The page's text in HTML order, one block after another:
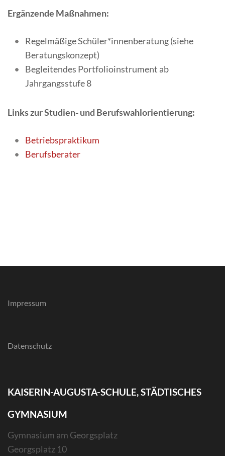
Ergänzende Maßnahmen:
Regelmäßige Schüler*innenberatung (siehe
Beratungskonzept)
Begleitendes Portfolioinstrument ab
Jahrgangsstufe 8
Links zur Studien- und Berufswahlorientierung:
Betriebspraktikum
Berufsberater
Impressum
Datenschutz
KAISERIN-AUGUSTA-SCHULE, STÄDTISCHES
GYMNASIUM
Gymnasium am Georgsplatz
Georgsplatz 10